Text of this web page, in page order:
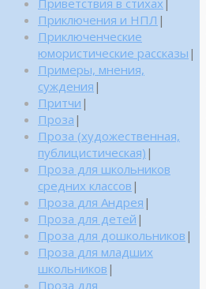
Приветствия в стихах
Приключения и НПЛ |
Приключенческие
юмористические рассказы |
Примеры, мнения,
суждения |
Притчи |
Проза |
Проза (художественная,
публицистическая) |
Проза для школьников
средних классов |
Проза для Андрея |
Проза для детей |
Проза для дошкольников |
Проза для младших
школьников |
Проза для